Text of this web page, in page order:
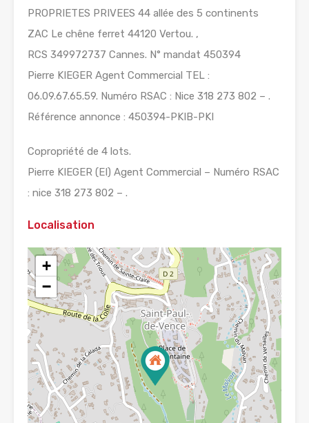
PROPRIETES PRIVEES 44 allée des 5 continents
ZAC Le chêne ferret 44120 Vertou. ,
RCS 349972737 Cannes. N° mandat 450394
Pierre KIEGER Agent Commercial TEL :
06.09.67.65.59. Numéro RSAC : Nice 318 273 802 – .
Référence annonce : 450394-PKIB-PKI
Copropriété de 4 lots.
Pierre KIEGER (EI) Agent Commercial – Numéro RSAC
: nice 318 273 802 – .
Localisation
+
−